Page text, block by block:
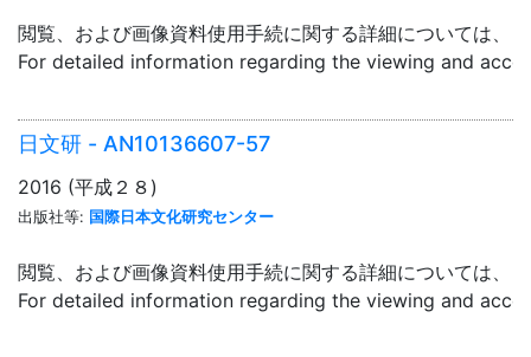
閲覧、および画像資料使用手続に関する詳細については、「
For detailed information regarding the viewing and
日文研 - AN10136607-57
2016 (平成２８)
出版社等: 国際日本文化研究センター
閲覧、および画像資料使用手続に関する詳細については、「
For detailed information regarding the viewing and